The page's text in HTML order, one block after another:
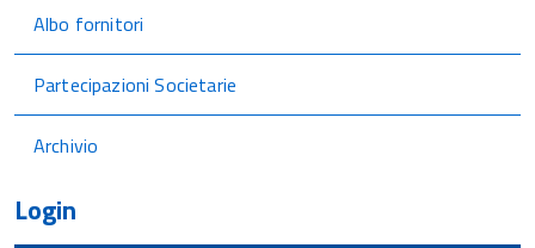
Albo fornitori
Partecipazioni Societarie
Archivio
Login